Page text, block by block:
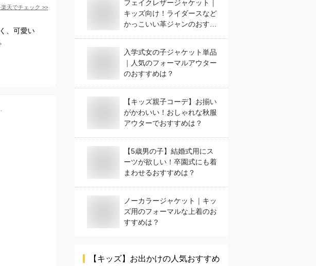
楽天でチェック >>
、可愛い
RBA_E】【送料無料】[Rakuten Fashion]
フェイクレザージャケット｜
キッズ向け！ライダースなど
かっこいい革ジャンのおすす
入学式女の子ジャケット単品
｜人気のフォーマルアウター
のおすすめは？
【キッズ親子コーデ】お揃い
がかわいい！おしゃれな秋服
アウターでおすすめは？
【5歳男の子】結婚式用にス
ーツが欲しい！卒園式にも着
まわせるおすすめは？
ノーカラージャケット｜キッ
ズ用のフォーマルな上着のお
すすめは？
【キッズ】 お出かけの人気おすすめ